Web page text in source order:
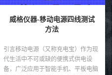
威格仪器-应急柜逆变器测试
方法有哪些
引言应急柜逆变器是应急照明和备用
电源系统的核心组件，广泛应用于医
院、商业建筑、数据中心等场所，确